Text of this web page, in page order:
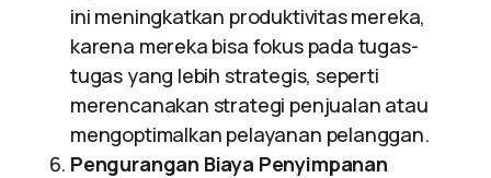
ini meningkatkan produktivitas mereka,
karena mereka bisa fokus pada tugas-
tugas yang lebih strategis, seperti
merencanakan strategi penjualan atau
mengoptimalkan pelayanan pelanggan.
Pengurangan Biaya Penyimpanan